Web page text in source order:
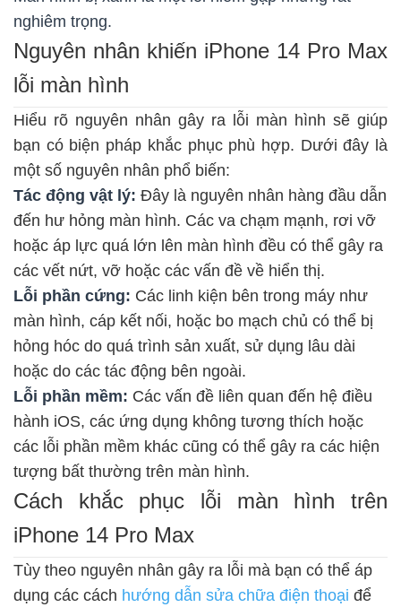
nghiêm trọng.
Nguyên nhân khiến iPhone 14 Pro Max
lỗi màn hình
Hiểu rõ nguyên nhân gây ra lỗi màn hình sẽ giúp
bạn có biện pháp khắc phục phù hợp. Dưới đây là
một số nguyên nhân phổ biến:
Tác động vật lý: Đây là nguyên nhân hàng đầu dẫn
đến hư hỏng màn hình. Các va chạm mạnh, rơi vỡ
hoặc áp lực quá lớn lên màn hình đều có thể gây ra
các vết nứt, vỡ hoặc các vấn đề về hiển thị.
Lỗi phần cứng: Các linh kiện bên trong máy như
màn hình, cáp kết nối, hoặc bo mạch chủ có thể bị
hỏng hóc do quá trình sản xuất, sử dụng lâu dài
hoặc do các tác động bên ngoài.
Lỗi phần mềm: Các vấn đề liên quan đến hệ điều
hành iOS, các ứng dụng không tương thích hoặc
các lỗi phần mềm khác cũng có thể gây ra các hiện
tượng bất thường trên màn hình.
Cách khắc phục lỗi màn hình trên
iPhone 14 Pro Max
Tùy theo nguyên nhân gây ra lỗi mà bạn có thể áp
dụng các cách hướng dẫn sửa chữa điện thoại để